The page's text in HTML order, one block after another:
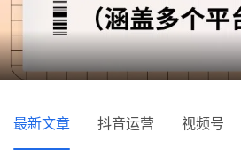
最新文章 抖音运营 视频号